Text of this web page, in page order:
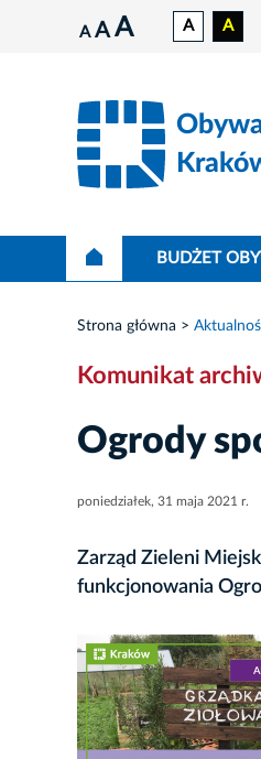
A A A A A
BUDŻET
Strona główna
Komunikat
Ogrody
poniedziałek, 31 maja 2021 r.
Zarząd Zieleni
funkcjonowania